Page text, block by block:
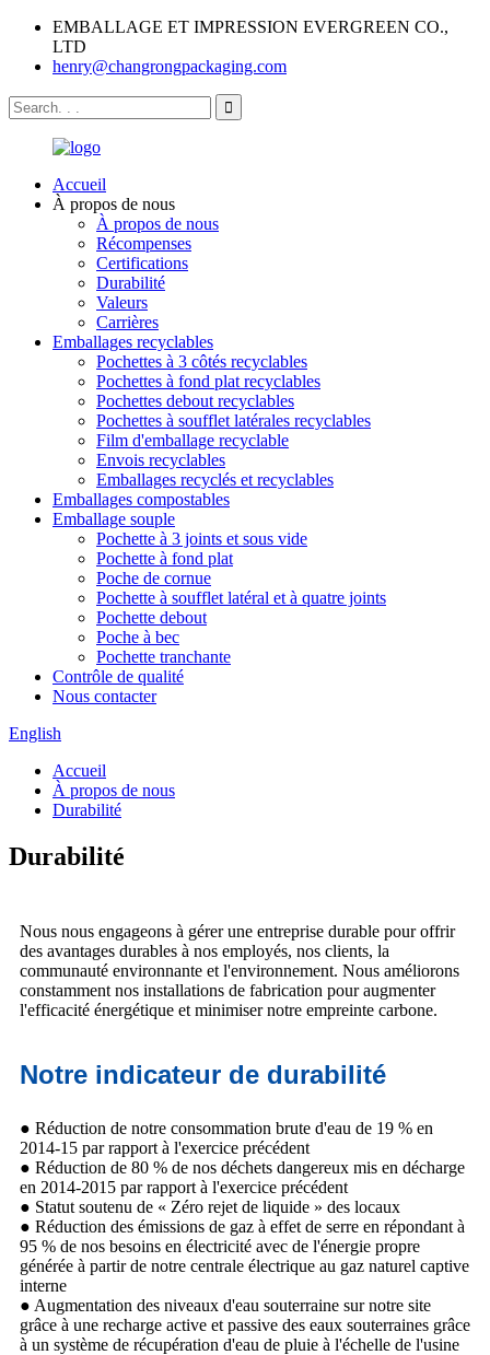
EMBALLAGE ET IMPRESSION EVERGREEN CO.,
LTD
henry@changrongpackaging.com
Accueil
À propos de nous
À propos de nous
Récompenses
Certifications
Durabilité
Valeurs
Carrières
Emballages recyclables
Pochettes à 3 côtés recyclables
Pochettes à fond plat recyclables
Pochettes debout recyclables
Pochettes à soufflet latérales recyclables
Film d'emballage recyclable
Envois recyclables
Emballages recyclés et recyclables
Emballages compostables
Emballage souple
Pochette à 3 joints et sous vide
Pochette à fond plat
Poche de cornue
Pochette à soufflet latéral et à quatre joints
Pochette debout
Poche à bec
Pochette tranchante
Contrôle de qualité
Nous contacter
English
Accueil
À propos de nous
Durabilité
Durabilité
Nous nous engageons à gérer une entreprise durable pour offrir
des avantages durables à nos employés, nos clients, la
communauté environnante et l'environnement. Nous améliorons
constamment nos installations de fabrication pour augmenter
l'efficacité énergétique et minimiser notre empreinte carbone.
Notre indicateur de durabilité
● Réduction de notre consommation brute d'eau de 19 % en
2014-15 par rapport à l'exercice précédent
● Réduction de 80 % de nos déchets dangereux mis en décharge
en 2014-2015 par rapport à l'exercice précédent
● Statut soutenu de « Zéro rejet de liquide » des locaux
● Réduction des émissions de gaz à effet de serre en répondant à
95 % de nos besoins en électricité avec de l'énergie propre
générée à partir de notre centrale électrique au gaz naturel captive
interne
● Augmentation des niveaux d'eau souterraine sur notre site
grâce à une recharge active et passive des eaux souterraines grâce
à un système de récupération d'eau de pluie à l'échelle de l'usine